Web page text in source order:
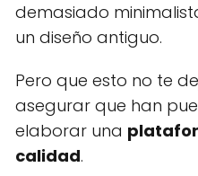
demasiado
un diseño antiguo.
Pero que esto no te
asegurar que han
elaborar una
calidad.